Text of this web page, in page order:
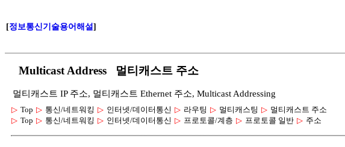
[정보통신기술용어해설]
Multicast Address 멀티캐스트 주소
멀티캐스트 IP 주소, 멀티캐스트 Ethernet 주소, Multicast Addressing
▷ Top ▷ 통신/네트워킹 ▷ 인터넷/데이터통신 ▷ 라우팅 ▷ 멀티캐스팅 ▷ 멀티캐스트 주소
▷ Top ▷ 통신/네트워킹 ▷ 인터넷/데이터통신 ▷ 프로토콜/계층 ▷ 프로토콜 일반 ▷ 주소